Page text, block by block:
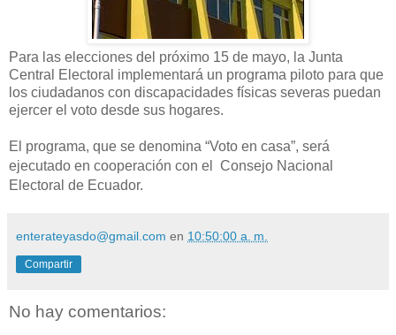
Para las elecciones del próximo 15 de mayo, la Junta
Central Electoral implementará un programa piloto para que
los ciudadanos con discapacidades físicas severas puedan
ejercer el voto desde sus hogares.
El programa, que se denomina “Voto en casa”, será
ejecutado en cooperación con el Consejo Nacional
Electoral de Ecuador.
enterateyasdo@gmail.com en 10:50:00 a. m.
Compartir
No hay comentarios: